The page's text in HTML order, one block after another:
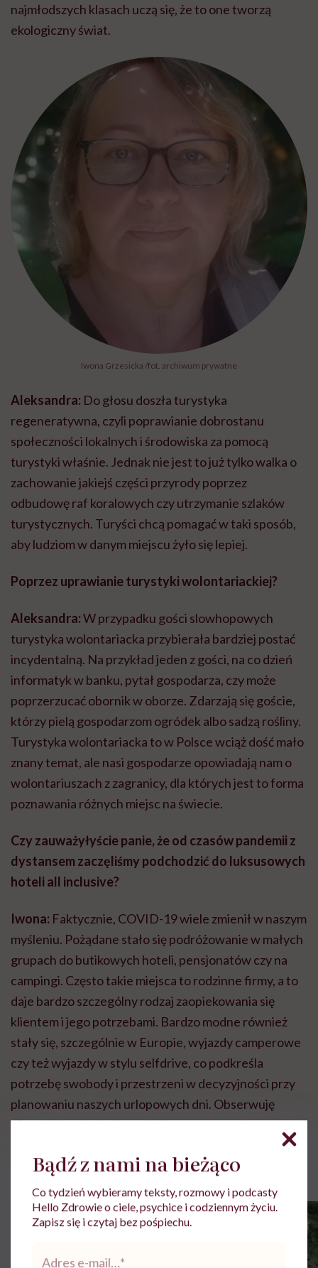
najmłodszych klasach uczą się, że to one tworzą
ekologiczny świat.
Iwona Grzesicka /fot. archiwum prywatne
Aleksandra: Do głosu doszła turystyka
regeneratywna, czyli poprawianie dobrostanu
społeczności lokalnych i środowiska za pomocą
turystyki właśnie. Jednak nie jest to już tylko walka o
zachowanie jakiejś części przyrody poprzez
odbudowę raf koralowych czy utrzymanie szlaków
turystycznych. Turyści chcą pomagać w taki sposób,
aby ludziom w danym miejscu żyło się lepiej.
Poprzez uprawianie turystyki wolontariackiej?
Aleksandra:W przypadku gości slowhopowych
turystyka wolontariacka przybierała bardziej postać
incydentalną. Na przykład jeden z gości, na co dzień
informatyk w banku, pytał gospodarza, czy może
poprzerzucać obornik w oborze. Zdarzają się goście,
którzy pielą gospodarzom ogródek albo sadzą rośliny.
Turystyka wolontariacka to w Polsce wciąż dość mało
znany temat, ale nasi gospodarze opowiadają nam o
wolontariuszach z zagranicy, dla których jest to forma
poznawania różnych miejsc na świecie.
Czy zauważyłyście panie, że od czasów pandemii z
dystansem zaczęliśmy podchodzić do luksusowych
hoteli all inclusive?
Iwona: Faktycznie, COVID-19 wiele zmienił w naszym
myśleniu. Pożądane stało się podróżowanie w małych
grupach do butikowych hoteli, pensjonatów czy na
campingi. Często takie miejsca to rodzinne firmy, a to
daje bardzo szczególny rodzaj zaopiekowania się
klientem i jego potrzebami. Bardzo modne również
stały się, szczególnie w Europie, wyjazdy camperowe
czy też wyjazdy w stylu selfdrive, co podkreśla
potrzebę swobody i przestrzeni w decyzyjności przy
planowaniu naszych urlopowych dni. Obserwuję
również bardzo dużo podróży tematycznych.
Rolki
Bądź z nami na bieżąco
Co tydzień wybieramy teksty, rozmowy i podcasty
Hello Zdrowie o ciele, psychice i codziennym życiu.
Zapisz się i czytaj bez pośpiechu.